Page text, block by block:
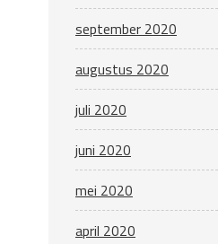
september 2020
augustus 2020
juli 2020
juni 2020
mei 2020
april 2020